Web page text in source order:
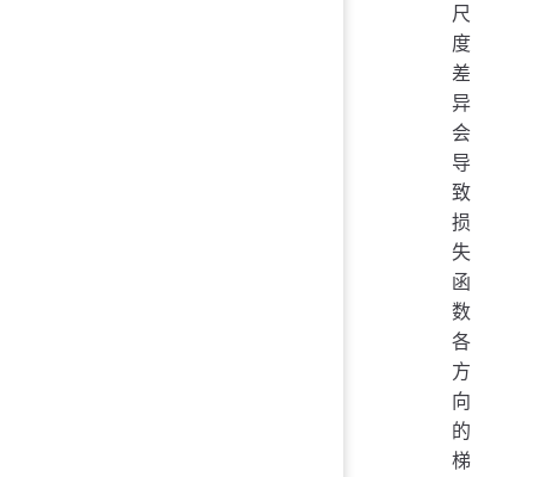
尺
度
差
异
会
导
致
损
失
函
数
各
方
向
的
梯